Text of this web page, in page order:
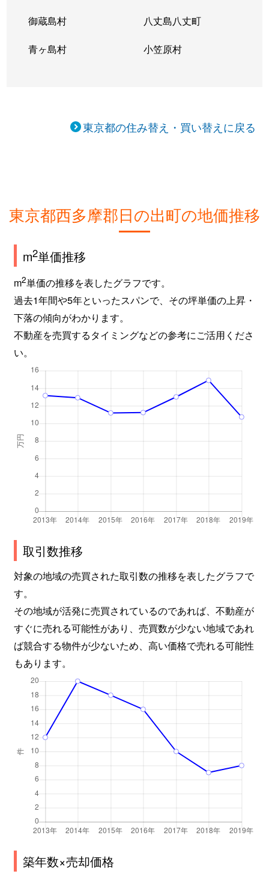
御蔵島村 八丈島八丈町
青ヶ島村 小笠原村
東京都の住み替え・買い替えに戻る
東京都西多摩郡日の出町の地価推移
m2単価推移
m2単価の推移を表したグラフです。
過去1年間や5年といったスパンで、その坪単価の上昇・
下落の傾向がわかります。
不動産を売買するタイミングなどの参考にご活用くださ
い。
取引数推移
対象の地域の売買された取引数の推移を表したグラフで
す。
その地域が活発に売買されているのであれば、不動産が
すぐに売れる可能性があり、売買数が少ない地域であれ
ば競合する物件が少ないため、高い価格で売れる可能性
もあります。
築年数×売却価格